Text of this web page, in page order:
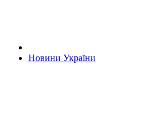
Новини України